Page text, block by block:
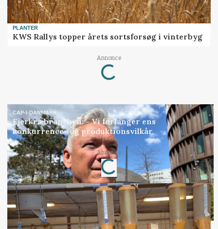
PLANTER
KWS Rallys topper årets sortsforsøg i vinterbyg
Annonce
Loading...
CAP-I-DANMARK
Fjerkræbranchen: - Vi forlanger ens
konkurrence- og produktionsvilkår
Annonce
Loading...